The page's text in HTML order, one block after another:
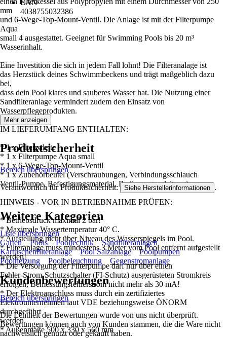
EAN
4038755032386
mm
und 6-Wege-Top-Mount-Ventil. Die Anlage ist mit der Filterpumpe
Aqua
small 4 ausgestattet. Geeignet für Swimming Pools bis 20 m³
Wasserinhalt.
Eine Investition die sich in jedem Fall lohnt! Die Filteranalage ist
das Herzstück deines Schwimmbeckens und trägt maßgeblich dazu
bei,
dass dein Pool klares und sauberes Wasser hat. Die Nutzung einer
Sandfilteranlage vermindert zudem den Einsatz von
Wasserpflegeprodukten.
IM LIEFERUMFANG ENTHALTEN:
* 1 x Filterpalette
* 1 x Filterpumpe Aqua small
* 1 x 6-Wege-Top-Mount-Ventil
* 1 x Zubehörbeutel (Verschraubungen, Verbindungsschlauch
Ventil-Pumpe, Befestigungsmaterial, Bedienungsanleitung)
HINWEIS - VOR IN BETRIEBNAHME PRÜFEN:
* Betriebsdruck maximal 2 bar!
* Maximale Wassertemperatur 40° C.
* Aufstellung nicht über Niveau des Wasserspiegels im Pool.
* Filteranlage muss mindestens 3 Meter vom Pool entfernt aufgestellt
werden!
* Die Versorgung der Filterpumpe darf nur über einen
Fehler-Strom-Schutzschalter (FI-Schutz) ausgerüsteten Stromkreis
erfolgen, Bemessungsfehlerstrom nicht mehr als 30 mA!
* Der Elektroanschluss muss durch ein zertifiziertes
Elektrounternehmen laut VDE beziehungsweise ÖNORM
durchgeführt
werden.
* Außenmaße 500 x 330 x 560 mm
Mehr anzeigen
Produktsicherheit
Bereich überspringen
Verantwortlich für Produktsicherheit: Siehe Herstellerinformationen .
Weitere Kategorien
Liste überspringen
Garten
Pools Pooltechnik
Sandfilteranlagen
Kartuschenfilteranlage
Pool Salzanlage
Poolpumpen
Poolheizung
Poolbeleuchtung Gegenstromanlage
Kundenbewertungen
Bereich überspringen
Die Echtheit der Bewertungen wurde von uns nicht überprüft.
Bewertungen können auch von Kunden stammen, die die Ware nicht
nachweislich genutzt oder gekauft haben.